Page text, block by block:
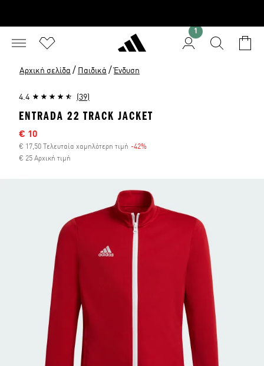
1
Αρχική σελίδα / Παιδικά / Ένδυση
4.4 (39)
ENTRADA 22 TRACK JACKET
Τιμή έκπτωσης
€ 10
€ 17,50 Τελευταία χαμηλότερη τιμή -42%
€ 25 Αρχική τιμή